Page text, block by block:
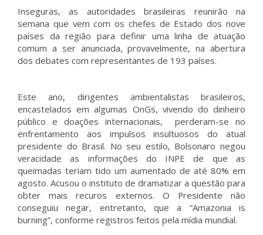
Inseguras, as autoridades brasileiras reunirão na
semana que vem com os chefes de Estado dos nove
países da região para definir uma linha de atuação
comum a ser anunciada, provavelmente, na abertura
dos debates com representantes de 193 países.
Este ano, dirigentes ambientalistas brasileiros,
encastelados em algumas OnGs, vivendo do dinheiro
público e doações internacionais, perderam-se no
enfrentamento aos impulsos insultuosos do atual
presidente do Brasil. No seu estilo, Bolsonaro negou
veracidade as informações do INPE de que as
queimadas teriam tido um aumentado de até 80% em
agosto. Acusou o instituto de dramatizar a questão para
obter mais recuros externos. O Presidente não
conseguiu negar, entretanto, que a “Amazonia is
burning”, conforme registros feitos pela mídia mundial.